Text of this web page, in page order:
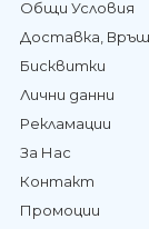
Общи Условия
Доставка,
Бисквитки
Лични данни
Рекламации
За Нас
Контакт
Промоции